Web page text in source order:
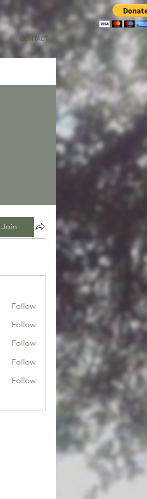
CONTACT
Join
Follow
Follow
Follow
Follow
Follow